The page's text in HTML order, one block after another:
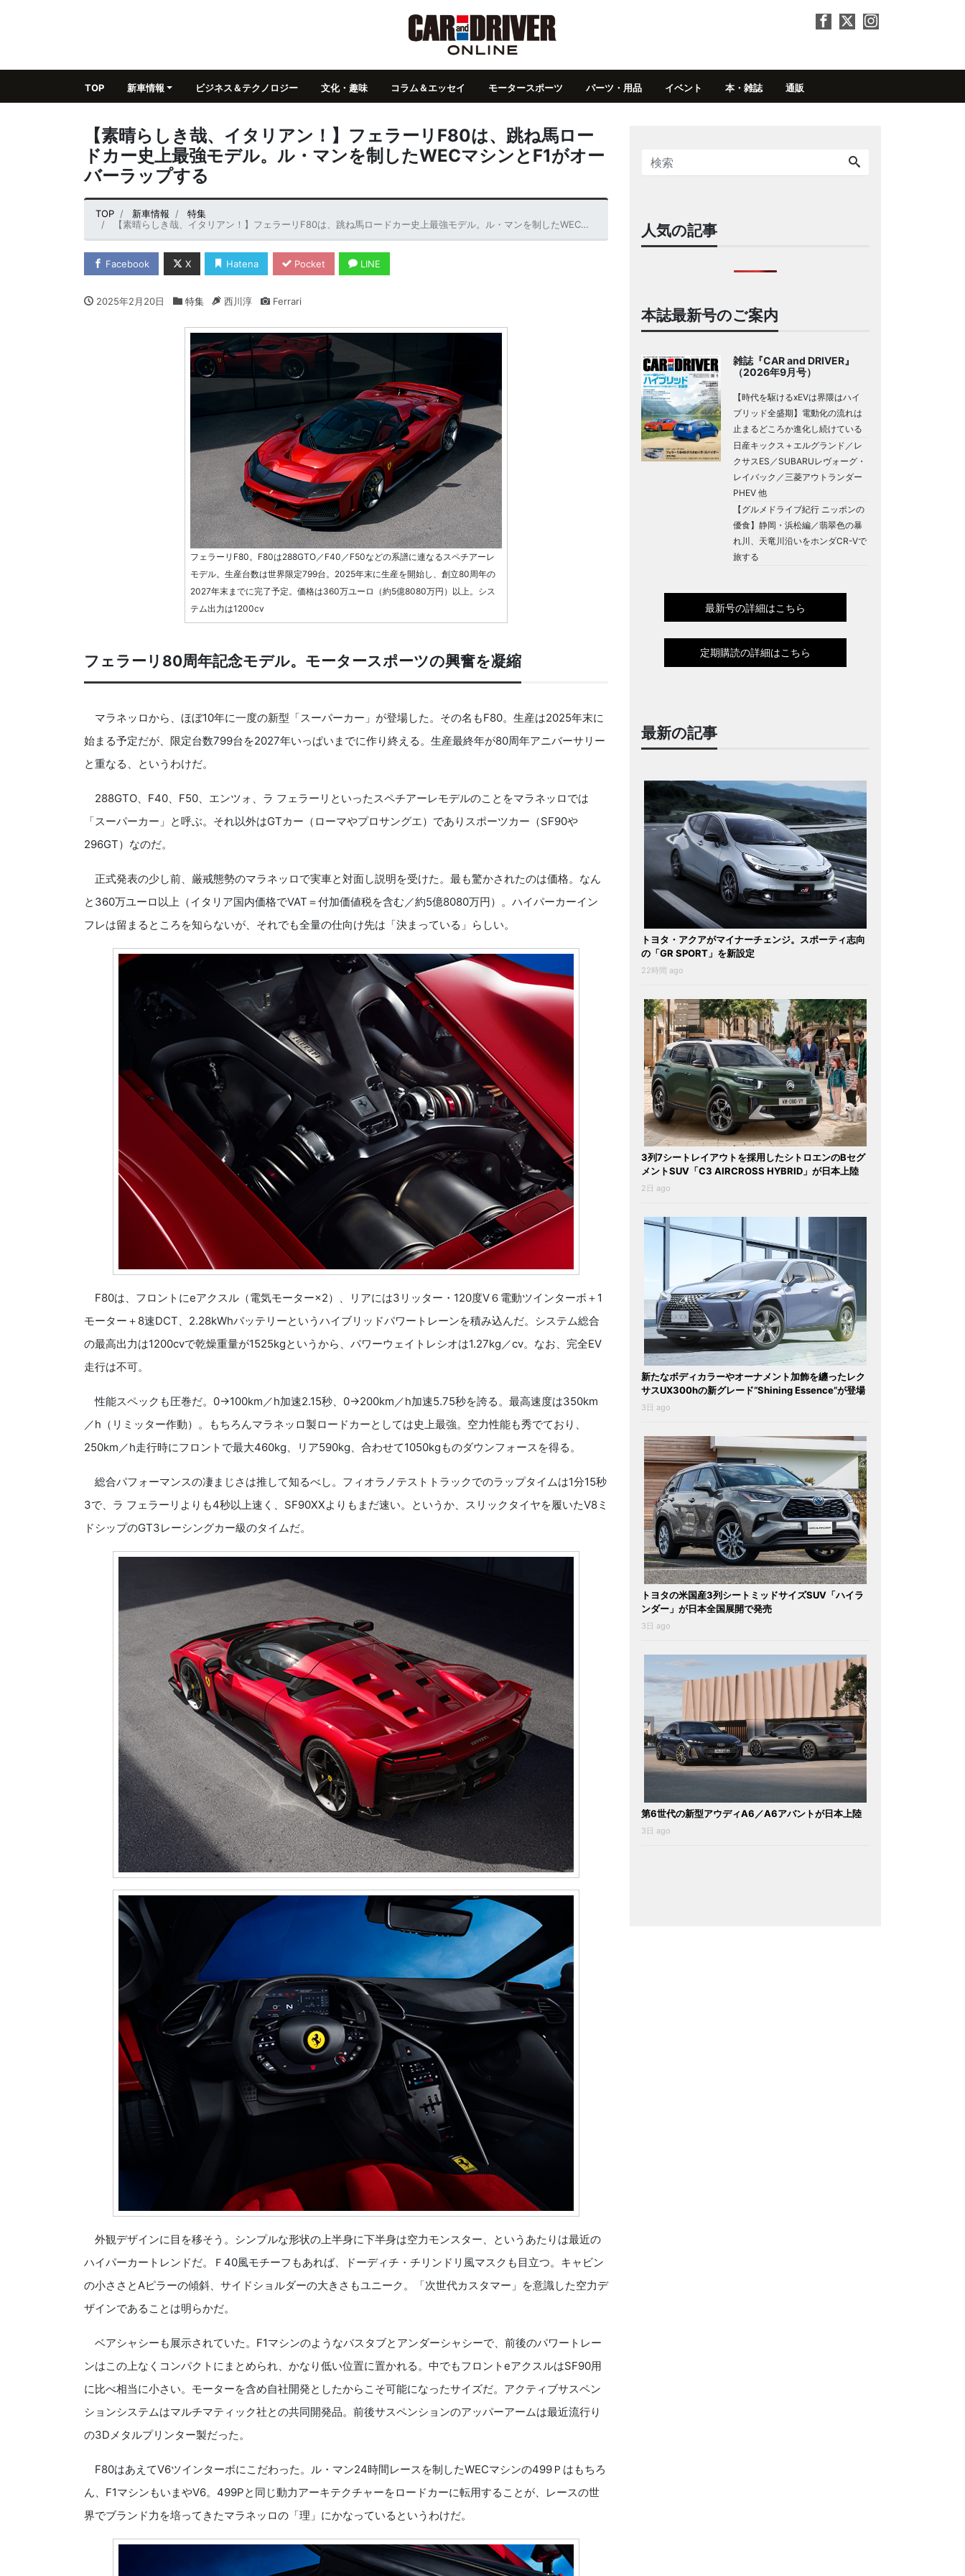
TOP 新車情報 ビジネス＆テクノロジー 文化・趣味 コラム＆エッセイ モータースポーツ パーツ・用品 イベント 本・雑誌 通販
【素晴らしき哉、イタリアン！】フェラーリF80は、跳ね馬ロー
ドカー史上最強モデル。ル・マンを制したWECマシンとF1がオー
バーラップする
TOP 新車情報
特集
【素晴らしき哉、イタリアン！】フェラーリF80は、跳ね馬ロードカー史上最強モデル。ル・マンを制したWECマシンとF1がオーバーラップする
Facebook X Hatena Pocket LINE
2025年2月20日 特集 西川淳 Ferrari
フェラーリF80。F80は288GTO／F40／F50などの系譜に連なるスペチアーレ
モデル。生産台数は世界限定799台。2025年末に生産を開始し、創立80周年の
2027年末までに完了予定。価格は360万ユーロ（約5億8080万円）以上。シス
テム出力は1200cv
フェラーリ80周年記念モデル。モータースポーツの興奮を凝縮
マラネッロから、ほぼ10年に一度の新型「スーパーカー」が登場した。その名もF80。生産は2025年末に
始まる予定だが、限定台数799台を2027年いっぱいまでに作り終える。生産最終年が80周年アニバーサリー
と重なる、というわけだ。
288GTO、F40、F50、エンツォ、ラ フェラーリといったスペチアーレモデルのことをマラネッロでは
「スーパーカー」と呼ぶ。それ以外はGTカー（ローマやプロサングエ）でありスポーツカー（SF90や
296GT）なのだ。
正式発表の少し前、厳戒態勢のマラネッロで実車と対面し説明を受けた。最も驚かされたのは価格。なん
と360万ユーロ以上（イタリア国内価格でVAT＝付加価値税を含む／約5億8080万円）。ハイパーカーイン
フレは留まるところを知らないが、それでも全量の仕向け先は「決まっている」らしい。
F80は、フロントにeアクスル（電気モーター×2）、リアには3リッター・120度V６電動ツインターボ＋1
モーター＋8速DCT、2.28kWhバッテリーというハイブリッドパワートレーンを積み込んだ。システム総合
の最高出力は1200cvで乾燥重量が1525kgというから、パワーウェイトレシオは1.27kg／cv。なお、完全EV
走行は不可。
性能スペックも圧巻だ。0→100km／h加速2.15秒、0→200km／h加速5.75秒を誇る。最高速度は350km
／h（リミッター作動）。もちろんマラネッロ製ロードカーとしては史上最強。空力性能も秀でており、
250km／h走行時にフロントで最大460kg、リア590kg、合わせて1050kgものダウンフォースを得る。
総合パフォーマンスの凄まじさは推して知るべし。フィオラノテストトラックでのラップタイムは1分15秒
3で、ラ フェラーリよりも4秒以上速く、SF90XXよりもまだ速い。というか、スリックタイヤを履いたV8ミ
ドシップのGT3レーシングカー級のタイムだ。
外観デザインに目を移そう。シンプルな形状の上半身に下半身は空力モンスター、というあたりは最近の
ハイパーカートレンドだ。Ｆ40風モチーフもあれば、ドーディチ・チリンドリ風マスクも目立つ。キャビン
の小ささとAピラーの傾斜、サイドショルダーの大きさもユニーク。「次世代カスタマー」を意識した空力デ
ザインであることは明らかだ。
ベアシャシーも展示されていた。F1マシンのようなバスタブとアンダーシャシーで、前後のパワートレー
ンはこの上なくコンパクトにまとめられ、かなり低い位置に置かれる。中でもフロントeアクスルはSF90用
に比べ相当に小さい。モーターを含め自社開発としたからこそ可能になったサイズだ。アクティブサスペン
ションシステムはマルチマティック社との共同開発品。前後サスペンションのアッパーアームは最近流行り
の3Dメタルプリンター製だった。
F80はあえてV6ツインターボにこだわった。ル・マン24時間レースを制したWECマシンの499Ｐはもちろ
ん、F1マシンもいまやV6。499Pと同じ動力アーキテクチャーをロードカーに転用することが、レースの世
界でブランド力を培ってきたマラネッロの「理」にかなっているというわけだ。
人気の記事
本誌最新号のご案内
雑誌『CAR and DRIVER』
（2026年9月号）
【時代を駆けるxEVは界隈はハイ
ブリッド全盛期】電動化の流れは
止まるどころか進化し続けている
日産キックス＋エルグランド／レ
クサスES／SUBARUレヴォーグ・
レイバック／三菱アウトランダー
PHEV 他
【グルメドライブ紀行 ニッポンの
優食】静岡・浜松編／翡翠色の暴
れ川、天竜川沿いをホンダCR-Vで
旅する
最新号の詳細はこちら
定期購読の詳細はこちら
最新の記事
トヨタ・アクアがマイナーチェンジ。スポーティ志向
の「GR SPORT」を新設定
22時間 ago
3列7シートレイアウトを採用したシトロエンのBセグ
メントSUV「C3 AIRCROSS HYBRID」が日本上陸
2日 ago
新たなボディカラーやオーナメント加飾を纏ったレク
サスUX300hの新グレード“Shining Essence”が登場
3日 ago
トヨタの米国産3列シートミッドサイズSUV「ハイラ
ンダー」が日本全国展開で発売
3日 ago
第6世代の新型アウディA6／A6アバントが日本上陸
3日 ago